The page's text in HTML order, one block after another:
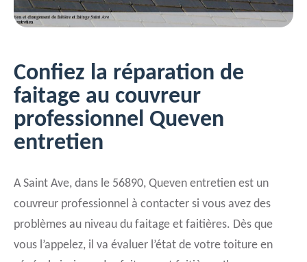
Confiez la réparation de
faitage au couvreur
professionnel Queven
entretien
A Saint Ave, dans le 56890, Queven entretien est un
couvreur professionnel à contacter si vous avez des
problèmes au niveau du faitage et faitières. Dès que
vous l’appelez, il va évaluer l’état de votre toiture en